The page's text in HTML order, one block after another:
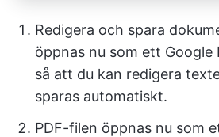
Redigera och spara
öppnas nu som ett
så att du kan redigera
sparas automatiskt.
PDF-filen öppnas nu som